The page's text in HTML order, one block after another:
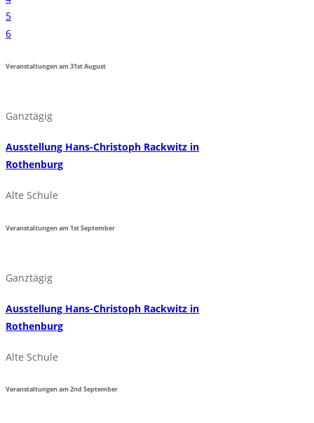
5
6
Veranstaltungen am31stAugust
Ganztägig
Ausstellung Hans-Christoph Rackwitz in
Rothenburg
Alte Schule
Veranstaltungen am1stSeptember
Ganztägig
Ausstellung Hans-Christoph Rackwitz in
Rothenburg
Alte Schule
Veranstaltungen am2nd September